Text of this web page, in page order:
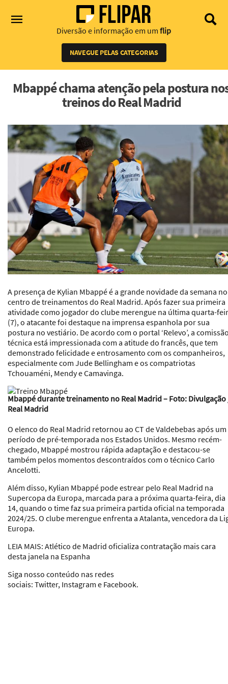
Diversão e informação em um flip
NAVEGUE PELAS CATEGORIAS
Mbappé chama atenção pela postura
treinos do Real Madrid
A presença de Kylian Mbappé é a grande novidade da semana no
centro de treinamentos do Real Madrid. Após fazer sua primeira
atividade como jogador do clube merengue na última quarta-
(7), o atacante foi destaque na imprensa espanhola por sua
postura no vestiário. De acordo com o portal ‘Relevo’, a
técnica está impressionada com a atitude do francês, que tem
demonstrado felicidade e entrosamento com os companheiros,
especialmente com Jude Bellingham e os compatriotas
Tchouaméni, Mendy e Camavinga.
Mbappé durante treinamento no Real Madrid – Foto: Divulgação
Real Madrid
O elenco do Real Madrid retornou ao CT de Valdebebas após um
período de pré-temporada nos Estados Unidos. Mesmo recém-
chegado, Mbappé mostrou rápida adaptação e destacou-se
também pelos momentos descontraídos com o técnico Carlo
Ancelotti.
Além disso, Kylian Mbappé pode estrear pelo Real Madrid na
Supercopa da Europa, marcada para a próxima quarta-feira, dia
14, quando o time faz sua primeira partida oficial na temporada
2024/25. O clube merengue enfrenta a Atalanta, vencedora da
Europa.
LEIA MAIS: Atlético de Madrid oficializa contratação mais cara
desta janela na Espanha
Siga nosso conteúdo nas redes
sociais: Twitter, Instagram e Facebook.